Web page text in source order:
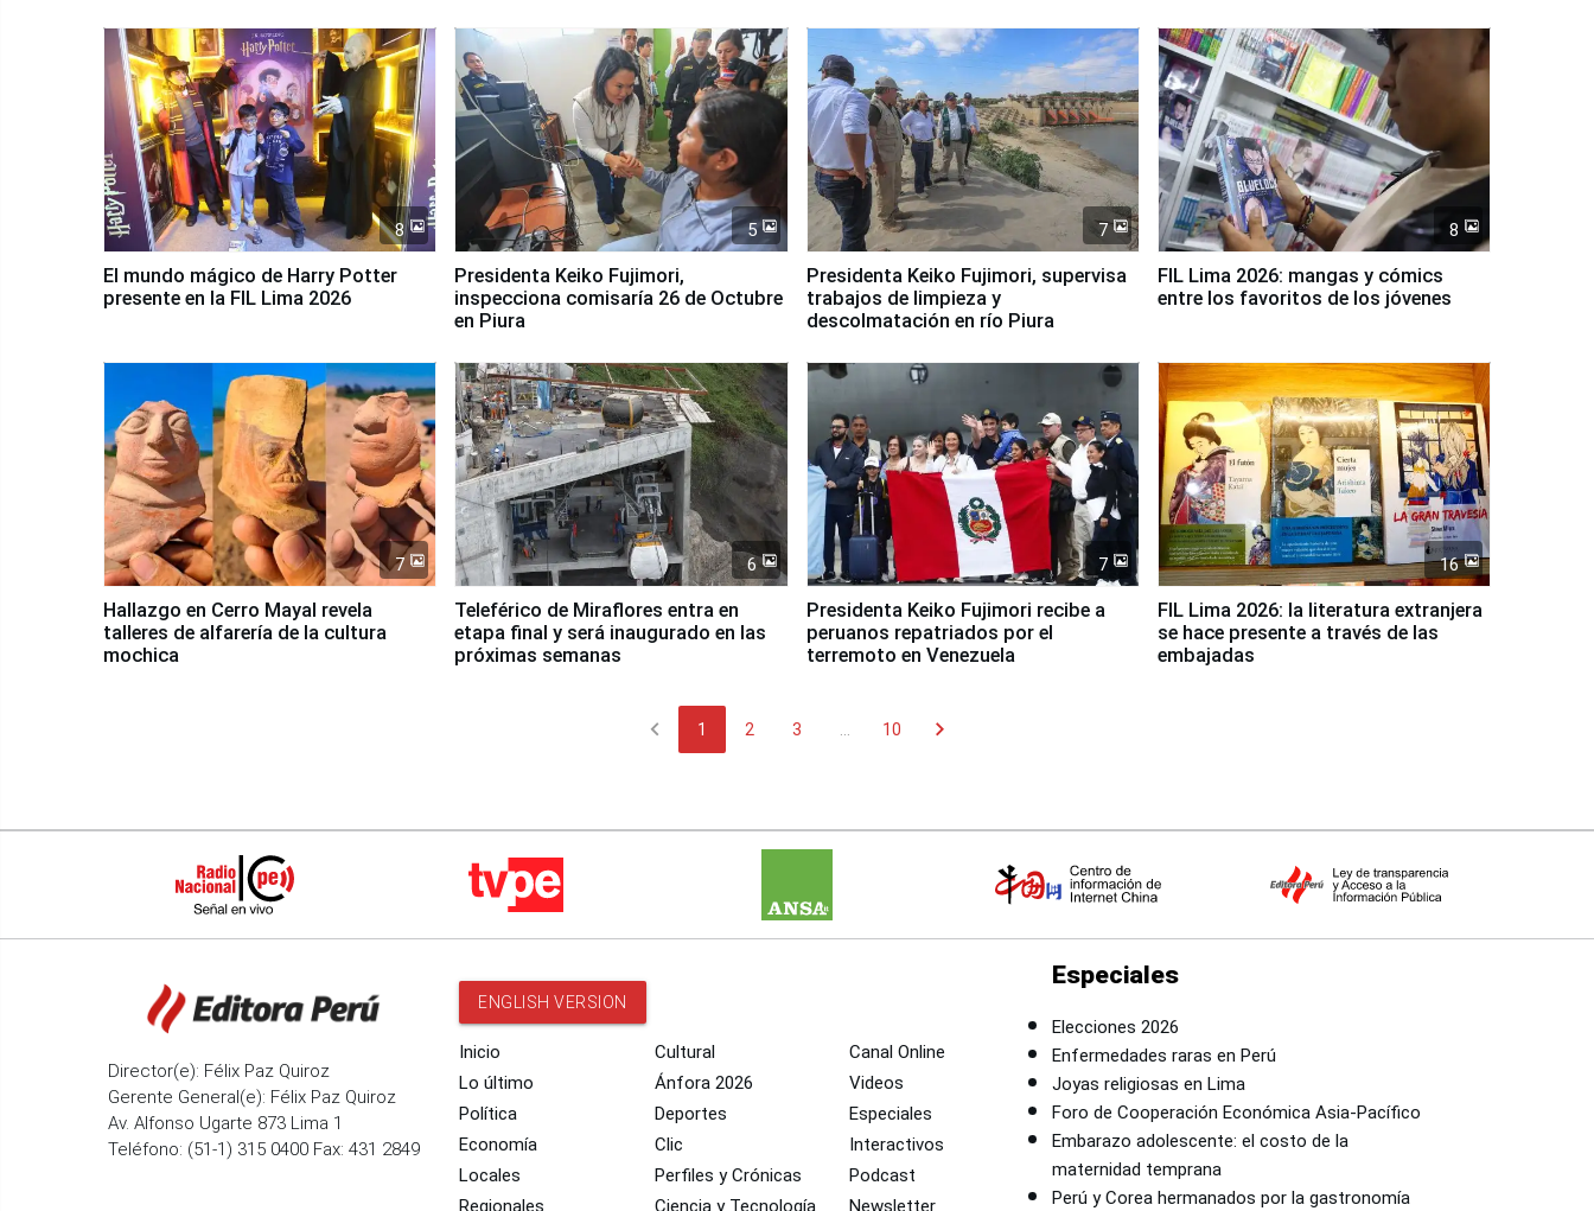
8
El mundo mágico de Harry Potter
presente en la FIL Lima 2026
5
Presidenta Keiko Fujimori,
inspecciona comisaría 26 de Octubre
en Piura
7
Presidenta Keiko Fujimori, supervisa
trabajos de limpieza y
descolmatación en río Piura
8
FIL Lima 2026: mangas y cómics
entre los favoritos de los jóvenes
7
Hallazgo en Cerro Mayal revela
talleres de alfarería de la cultura
mochica
6
Teleférico de Miraflores entra en
etapa final y será inaugurado en las
próximas semanas
7
Presidenta Keiko Fujimori recibe a
peruanos repatriados por el
terremoto en Venezuela
16
FIL Lima 2026: la literatura extranjera
se hace presente a través de las
embajadas
chevron_left 1 2 3 10 chevron_right
Director(e): Félix Paz Quiroz
Gerente General(e): Félix Paz Quiroz
Av. Alfonso Ugarte 873 Lima 1
Teléfono: (51-1) 315 0400 Fax: 431 2849
ENGLISH VERSION
Inicio
Lo último
Política
Economía
Locales
Regionales
Cultural
Ánfora 2026
Deportes
Clic
Perfiles y Crónicas
Ciencia y Tecnología
Canal Online
Videos
Especiales
Interactivos
Podcast
Newsletter
Especiales
Elecciones 2026
Enfermedades raras en Perú
Joyas religiosas en Lima
Foro de Cooperación Económica Asia-Pacífico
Embarazo adolescente: el costo de la
maternidad temprana
Perú y Corea hermanados por la gastronomía